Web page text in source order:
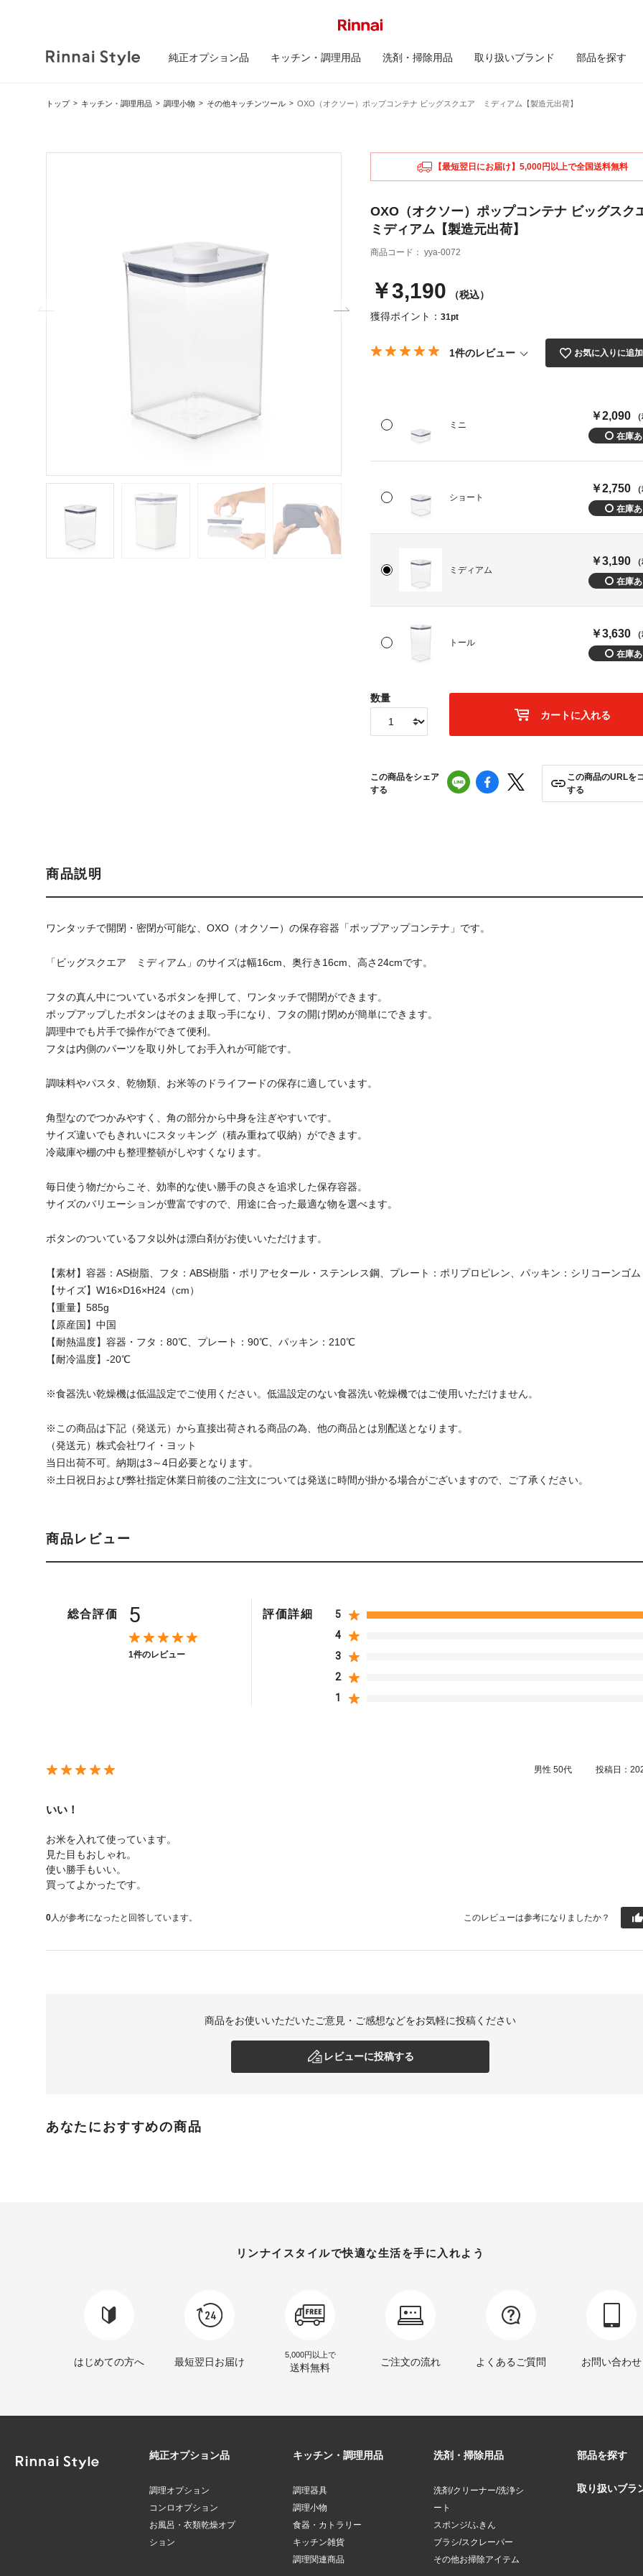
純正オプション品 キッチン・調理用品 洗剤・掃除用品 取り扱いブランド 部品を探す
トップ キッチン・調理用品 調理小物 その他キッチンツール OXO（オクソー）ポップコンテナ ビッグスクエア ミディアム【製造元出荷】
【最短翌日にお届け】5,000円以上で全国送料無料
OXO（オクソー）ポップコンテナ ビッグス
ミディアム【製造元出荷】
商品コード： yya-0072
￥3,190 （税込）
獲得ポイント： 31pt
1件のレビュー お気に入りに追
ミニ
￥2,090
ショート
￥2,750
ミディアム
￥3,190
トール
￥3,630
数量
カートに入れる
この商品をシェア
する
この商品のURLを
する
商品説明
ワンタッチで開閉・密閉が可能な、OXO（オクソー）の保存容器「ポップアップコンテナ」です。
「ビッグスクエア ミディアム」のサイズは幅16cm、奥行き16cm、高さ24cmです。
フタの真ん中についているボタンを押して、ワンタッチで開閉ができます。
ポップアップしたボタンはそのまま取っ手になり、フタの開け閉めが簡単にできます。
調理中でも片手で操作ができて便利。
フタは内側のパーツを取り外してお手入れが可能です。
調味料やパスタ、乾物類、お米等のドライフードの保存に適しています。
角型なのでつかみやすく、角の部分から中身を注ぎやすいです。
サイズ違いでもきれいにスタッキング（積み重ねて収納）ができます。
冷蔵庫や棚の中も整理整頓がしやすくなります。
毎日使う物だからこそ、効率的な使い勝手の良さを追求した保存容器。
サイズのバリエーションが豊富ですので、用途に合った最適な物を選べます。
ボタンのついているフタ以外は漂白剤がお使いいただけます。
【素材】容器：AS樹脂、フタ：ABS樹脂・ポリアセタール・ステンレス鋼、プレート：ポリプロピレン、パッキン：シリコーンゴム
【サイズ】W16×D16×H24（cm）
【重量】585g
【原産国】中国
【耐熱温度】容器・フタ：80℃、プレート：90℃、パッキン：210℃
【耐冷温度】-20℃
※食器洗い乾燥機は低温設定でご使用ください。低温設定のない食器洗い乾燥機ではご使用いただけません。
※この商品は下記（発送元）から直接出荷される商品の為、他の商品とは別配送となります。
（発送元）株式会社ワイ・ヨット
当日出荷不可。納期は3～4日必要となります。
※土日祝日および弊社指定休業日前後のご注文については発送に時間が掛かる場合がございますので、ご了承ください。
商品レビュー
総合評価 5
1件のレビュー
評価詳細
5
4
3
2
1
男性 50代 投稿日：
いい！
お米を入れて使っています。
見た目もおしゃれ。
使い勝手もいい。
買ってよかったです。
0人が参考になったと回答しています。 このレビューは参考になりましたか？
商品をお使いいただいたご意見・ご感想などをお気軽に投稿ください
レビューに投稿する
あなたにおすすめの商品
リンナイスタイルで快適な生活を手に入れよう
はじめての方へ 最短翌日お届け
5,000円以上で
送料無料 ご注文の流れ よくあるご質問 お問い合わせ
純正オプション品
調理オプション
コンロオプション
お風呂・衣類乾燥オプ
ション
キッチン・調理用品
調理器具
調理小物
食器・カトラリー
キッチン雑貨
調理関連商品
洗剤・掃除用品
洗剤/クリーナー/洗浄シ
ート
スポンジ/ふきん
ブラシ/スクレーパー
その他お掃除アイテム
部品を探す
取り扱いブラ